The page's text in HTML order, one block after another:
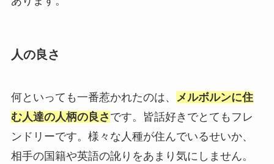
人の良さ
何といっても一番惹かれたのは、
メルボルンに住
む人達の人柄の良さ です。皆話好きでとてもフレ
ンドリーです。様々な人種が住んでいるせいか、
相手の国籍や英語の訛りをあまり気にしません。